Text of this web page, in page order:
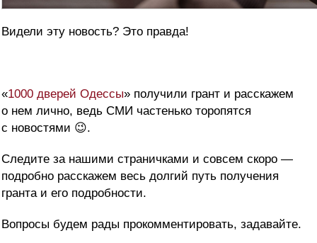
Видели эту новость? Это правда!
«1000 дверей Одессы» получили грант и расскажем
о нем лично, ведь СМИ частенько торопятся
с новостями 😉.
Следите за нашими страничками и совсем скоро —
подробно расскажем весь долгий путь получения
гранта и его подробности.
Вопросы будем рады прокомментировать, задавайте.